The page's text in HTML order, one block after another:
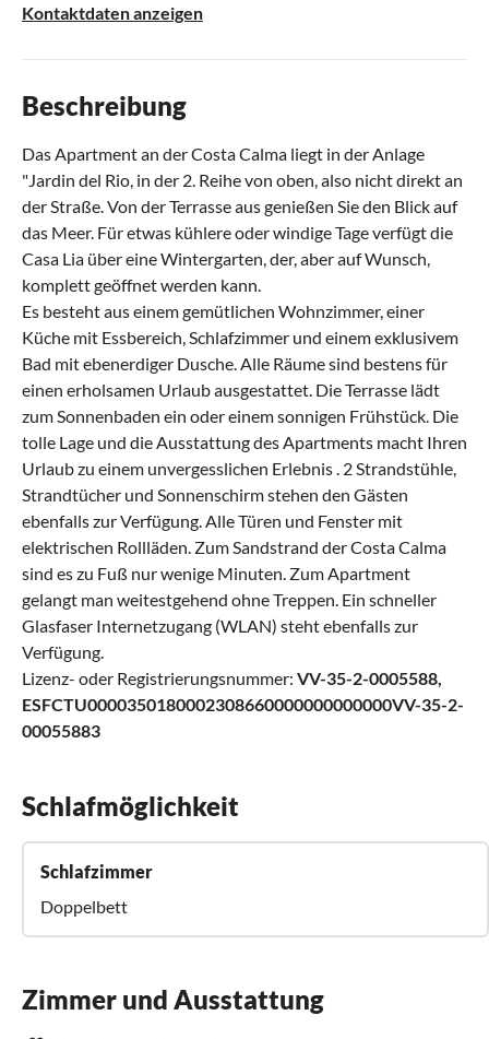
Kontaktdaten anzeigen
Beschreibung
Das Apartment an der Costa Calma liegt in der Anlage
"Jardin del Rio, in der 2. Reihe von oben, also nicht direkt an
der Straße. Von der Terrasse aus genießen Sie den Blick auf
das Meer. Für etwas kühlere oder windige Tage verfügt die
Casa Lia über eine Wintergarten, der, aber auf Wunsch,
komplett geöffnet werden kann.
Es besteht aus einem gemütlichen Wohnzimmer, einer
Küche mit Essbereich, Schlafzimmer und einem exklusivem
Bad mit ebenerdiger Dusche. Alle Räume sind bestens für
einen erholsamen Urlaub ausgestattet. Die Terrasse lädt
zum Sonnenbaden ein oder einem sonnigen Frühstück. Die
tolle Lage und die Ausstattung des Apartments macht Ihren
Urlaub zu einem unvergesslichen Erlebnis . 2 Strandstühle,
Strandtücher und Sonnenschirm stehen den Gästen
ebenfalls zur Verfügung. Alle Türen und Fenster mit
elektrischen Rollläden. Zum Sandstrand der Costa Calma
sind es zu Fuß nur wenige Minuten. Zum Apartment
gelangt man weitestgehend ohne Treppen. Ein schneller
Glasfaser Internetzugang (WLAN) steht ebenfalls zur
Verfügung.
Lizenz- oder Registrierungsnummer: VV-35-2-0005588,
ESFCTU0000350180002308660000000000000VV-35-2-
00055883
Schlafmöglichkeit
Schlafzimmer
Doppelbett
Zimmer und Ausstattung